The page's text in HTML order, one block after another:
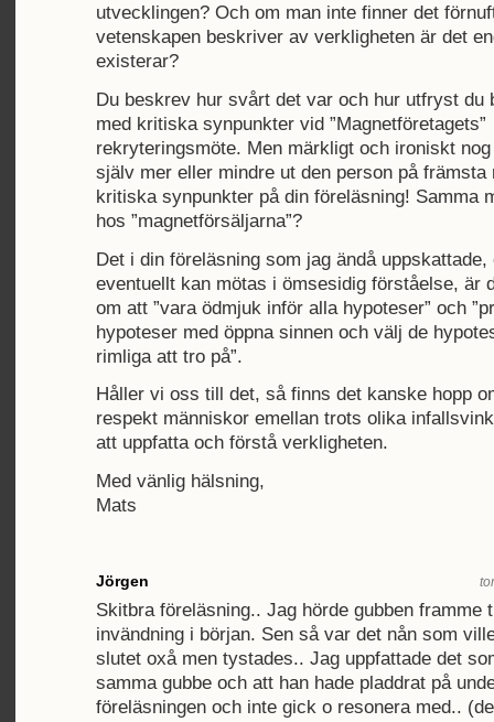
utvecklingen? Och om man inte finner det
vetenskapen beskriver av verkligheten är det
existerar?
Du beskrev hur svårt det var och hur utfryst du
med kritiska synpunkter vid ”Magnetföretagets”
rekryteringsmöte. Men märkligt och ironiskt
själv mer eller mindre ut den person på främsta
kritiska synpunkter på din föreläsning! Samma
hos ”magnetförsäljarna”?
Det i din föreläsning som jag ändå uppskattade,
eventuellt kan mötas i ömsesidig förståelse, är
om att ”vara ödmjuk inför alla hypoteser” och
hypoteser med öppna sinnen och välj de
rimliga att tro på”.
Håller vi oss till det, så finns det kanske hopp
respekt människor emellan trots olika
att uppfatta och förstå verkligheten.
Med vänlig hälsning,
Mats
Jörgen
Skitbra föreläsning.. Jag hörde gubben framme
invändning i början. Sen så var det nån som
slutet oxå men tystades.. Jag uppfattade det
samma gubbe och att han hade pladdrat på
föreläsningen och inte gick o resonera med..